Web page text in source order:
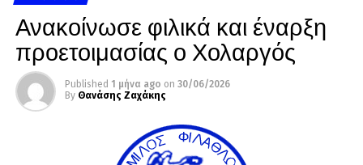
Ανακοίνωσε φιλικά και έναρξη
προετοιμασίας ο Χολαργός
Published 1 μήνα ago on 30/06/2026
By Θανάσης Ζαχάκης